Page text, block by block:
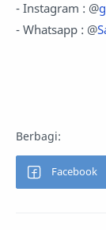
- Instagram : @
- Whatsapp : @